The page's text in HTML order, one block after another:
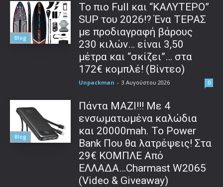
Blog
To πιο Full και “ΚΑΛΥΤΕΡΟ”
SUP του 2026!? Ένα ΤΕΡΑΣ
με προδιαγραφή βάρους
230 κιλών… είναι 3,50
μέτρα και “σκίζει”… στα
172€ κομπλέ! (Βίντεο)
Unpackman - 3 Αυγούστου 2026 0
Blog
Πάντα ΜΑΖΙ!!! Με 4
ενσωματωμένα καλώδια
και 20000mah. Το Power
Bank Που θα λατρέψεις! Στα
29€ ΚΟΜΠΛΕ Από
ΕΛΛΑΔΑ…Charmast W2065
(Video & Giveaway)